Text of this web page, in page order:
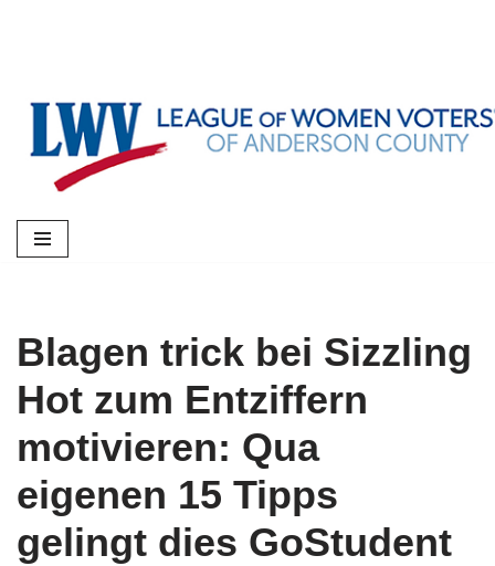
content
Blagen trick bei Sizzling
Hot zum Entziffern
motivieren: Qua
eigenen 15 Tipps
gelingt dies GoStudent